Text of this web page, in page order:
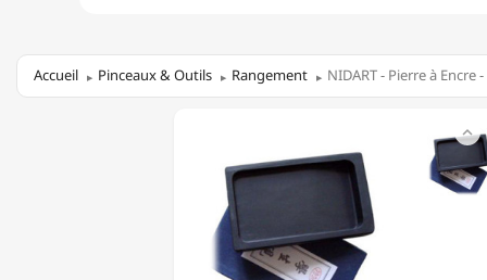
Accueil Pinceaux & Outils Rangement NIDART - Pierre à Encre
